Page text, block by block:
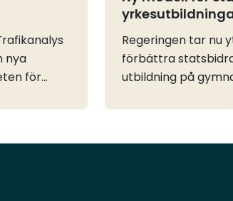
nya
för
för att
Regeringen tar nu
förbättra
utbildning på
det mer långsiktigt